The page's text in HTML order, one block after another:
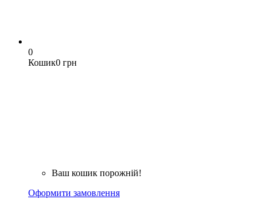
0
Кошик0 грн
Ваш кошик порожній!
Оформити замовлення